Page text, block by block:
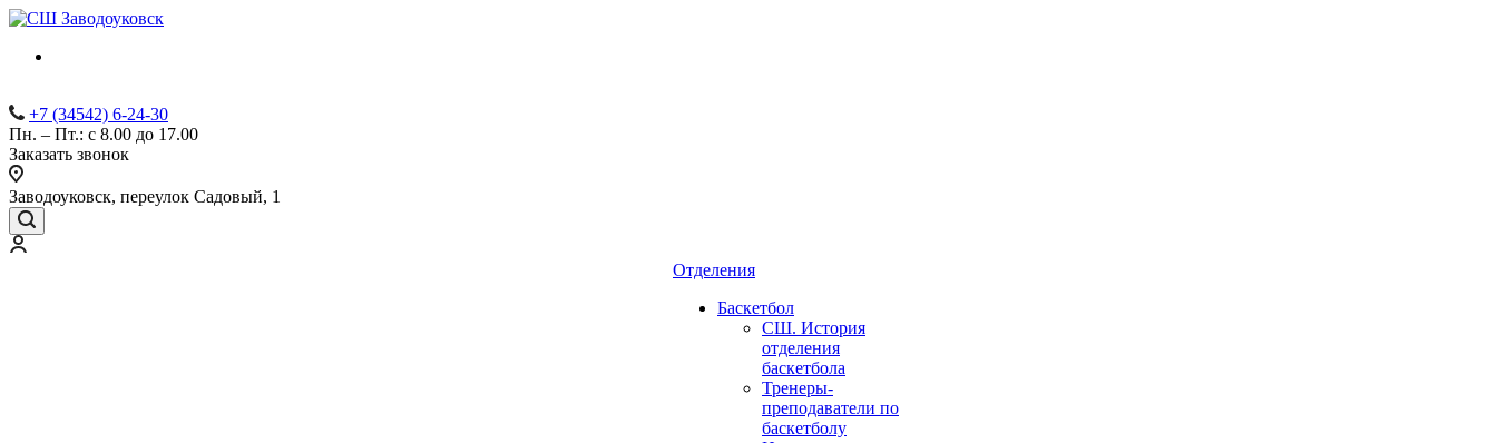
+7 (34542) 6-24-30
Пн. – Пт.: с 8.00 до 17.00
Заказать звонок
Заводоуковск, переулок Садовый, 1
Отделения
Баскетбол
СШ. История
отделения
баскетбола
Тренеры-
преподаватели по
баскетболу